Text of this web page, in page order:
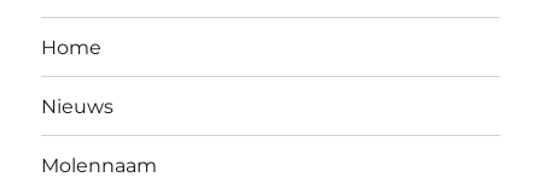
Home
Nieuws
Molennaam